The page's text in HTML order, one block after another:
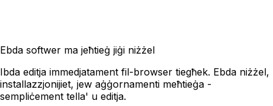
Ebda softwer ma jeħtieġ jiġi niżżel
Ibda editja immedjatament fil-browser tiegħek. Ebda niżżel,
installazzjonijiet, jew aġġornamenti meħtieġa -
sempliċement tella' u editja.